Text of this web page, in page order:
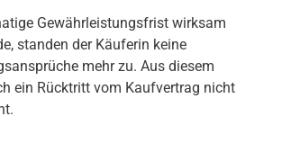
Gewährleistungsfrist wirksam
standen der Käuferin keine
mehr zu. Aus diesem
ein Rücktritt vom Kaufvertrag nicht